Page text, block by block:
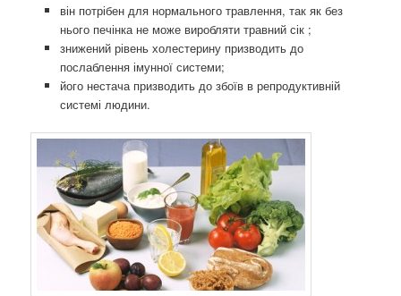
він потрібен для нормального травлення, так як без
нього печінка не може виробляти травний сік ;
знижений рівень холестерину призводить до
послаблення імунної системи;
його нестача призводить до збоїв в репродуктивній
системі людини.